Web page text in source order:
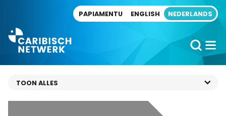
PAPIAMENTU ENGLISH NEDERLANDS